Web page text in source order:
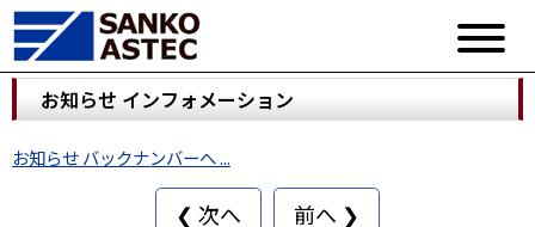
お知らせ インフォメーション
お知らせ バックナンバーへ ...
❮ 次へ 前へ ❯